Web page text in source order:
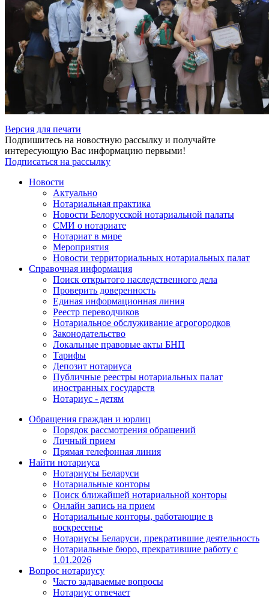
Версия для печати
Подпишитесь на новостную рассылку и получайте
интересующую Вас информацию первыми!
Подписаться на рассылку
Новости
Актуально
Нотариальная практика
Новости Белорусской нотариальной палаты
СМИ о нотариате
Нотариат в мире
Мероприятия
Новости территориальных нотариальных палат
Справочная информация
Поиск открытого наследственного дела
Проверить доверенность
Единая информационная линия
Реестр переводчиков
Нотариальное обслуживание агрогородков
Законодательство
Локальные правовые акты БНП
Тарифы
Депозит нотариуса
Публичные реестры нотариальных палат
иностранных государств
Нотариус - детям
Обращения граждан и юрлиц
Порядок рассмотрения обращений
Личный прием
Прямая телефонная линия
Найти нотариуса
Нотариусы Беларуси
Нотариальные конторы
Поиск ближайшей нотариальной конторы
Онлайн запись на прием
Нотариальные конторы, работающие в
воскресенье
Нотариусы Беларуси, прекратившие деятельность
Нотариальные бюро, прекратившие работу с
1.01.2026
Вопрос нотариусу
Часто задаваемые вопросы
Нотариус отвечает